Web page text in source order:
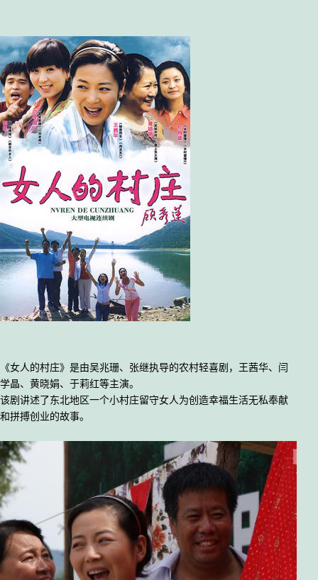
《女人的村庄》是由吴兆珊、张继执导的农村轻喜剧，王茜华、闫
学晶、黄晓娟、于莉红等主演。
该剧讲述了东北地区一个小村庄留守女人为创造幸福生活无私奉献
和拼搏创业的故事。